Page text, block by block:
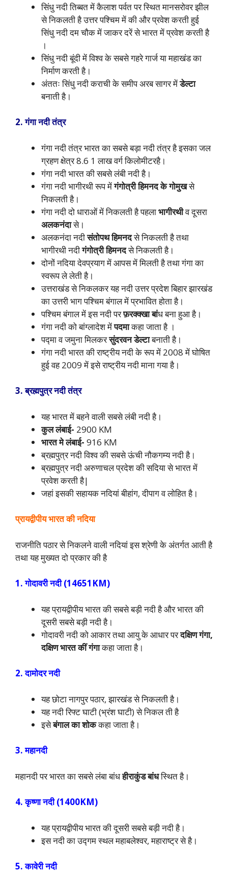
सिंधु नदी तिब्बत में कैलाश पर्वत पर स्थित मानसरोवर झील
से निकलती है उत्तर पश्चिम में की और प्रवेश करती हुई
सिंधु नदी दम चौक में जाकर दरें से भारत में प्रवेश करती है
।
सिंधु नदी बूंदी में विश्व के सबसे गहरे गार्ज या महाखंड का
निर्माण करती है।
अंततः सिंधु नदी कराची के समीप अरब सागर मेंडेल्टा
बनाती है।
2. गंगा नदी तंत्र
गंगा नदी तंत्र भारत का सबसे बड़ा नदी तंत्र है इसका जल
ग्रहण क्षेत्र 8.6 1 लाख वर्ग किलोमीटरहै।
गंगा नदी भारत की सबसे लंबी नदी है।
गंगा नदी भागीरथी रूप मेंगंगोत्री हिमनद के गोमुखसे
निकलती है।
गंगा नदी दो धाराओं में निकलती है पहलाभागीरथीव दूसरा
अलकनंदासे।
अलकनंदा नदीसंतोपथ हिमनदसे निकलती है तथा
भागीरथी नदीगंगोत्री हिमनदसे निकलती है।
दोनों नदिया देवप्रयाग में आपस में मिलती है तथा गंगा का
स्वरूप ले लेती है।
उत्तराखंड से निकलकर यह नदी उत्तर प्रदेश बिहार झारखंड
का उत्तरी भाग पश्चिम बंगाल में प्रभावित होता है।
पश्चिम बंगाल में इस नदी परफ़रक्क्खा बांध बना हुआ है।
गंगा नदी को बांग्लादेश मेंपदमाकहा जाता है ।
पद्मा व जमुना मिलकरसुंदरवन डेल्टाबनाती है।
गंगा नदी भारत की राष्ट्रीय नदी के रूप में 2008 में घोषित
हुई वह 2009 में इसे राष्ट्रीय नदी माना गया है।
3. ब्रह्मपुत्र नदी तंत्र
यह भारत में बहने वाली सबसे लंबी नदी है।
कुल लंबाई- 2900 KM
भारत मे लंबाई- 916 KM
ब्रह्मपुत्र नदी विश्व की सबसे ऊंची नौकगम्य नदी है।
ब्रह्मपुत्र नदी अरुणाचल प्रदेश की सदिया से भारत में
प्रवेश करती है|
जहां इसकी सहायक नदियां बीहांग, दीपाग व लोहित है।
प्रायद्वीपीय भारत की नदिया
राजनीति पठार से निकलने वाली नदियां इस श्रेणी के अंतर्गत आती है
तथा यह मुख्यत दो प्रकार की है
1. गोदावरी नदी (14651KM)
यह प्रायद्वीपीय भारत की सबसे बड़ी नदी है और भारत की
दूसरी सबसे बड़ी नदी है।
गोदावरी नदी को आकार तथा आयु के आधार परदक्षिण गंगा,
दक्षिण भारत कीं गंगाकहा जाता है।
2. दामोदर नदी
यह छोटा नागपुर पठार, झारखंड से निकलती है।
यह नदी रिफ्ट घाटी (भ्रंश घाटी) से निकल ती है
इसेबंगाल का शोककहा जाता है।
3. महानदी
महानदी पर भारत का सबसे लंबा बांधहीराकुंड बांधस्थित है।
4. कृष्णा नदी (1400KM)
यह प्रायद्वीपीय भारत की दूसरी सबसे बड़ी नदी है।
इस नदी का उद्गम स्थल महाबलेश्वर, महाराष्ट्र से है।
5. कावेरी नदी